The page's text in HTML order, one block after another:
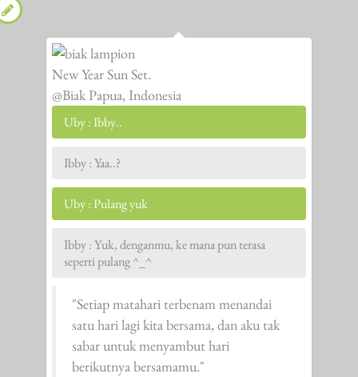
New Year Sun Set.
@Biak Papua, Indonesia
Uby : Ibby..
Ibby : Yaa..?
Uby : Pulang yuk
Ibby : Yuk, denganmu, ke mana pun terasa
seperti pulang ^_^
"Setiap matahari terbenam menandai
satu hari lagi kita bersama, dan aku tak
sabar untuk menyambut hari
berikutnya bersamamu."